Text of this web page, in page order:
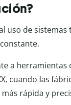
uso de
a herramientas
cuando las
rápida y